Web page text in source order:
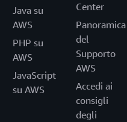
Java su
AWS
PHP su
AWS
JavaScript
su AWS
Center
Panoramica
del
Supporto
AWS
Accedi ai
consigli
degli